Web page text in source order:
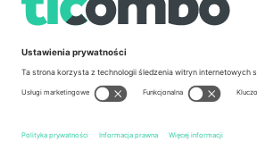
Regus Sofia City West, bul
Mexico
Av Chapultepec 360, Roma
wydarzenia, stopkę i